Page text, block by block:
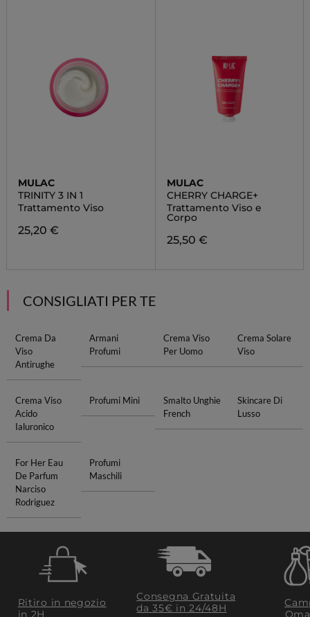
MULAC
TRINITY 3 IN 1
Trattamento Viso
25,20 €
MULAC
CHERRY CHARGE+
Trattamento Viso e
Corpo
25,50 €
CONSIGLIATI PER TE
Crema Da
Viso
Antirughe
Armani
Profumi
Crema Viso
Per Uomo
Crema Solare
Viso
Crema Viso
Acido
Ialuronico
Profumi Mini
Smalto Unghie
French
Skincare Di
Lusso
For Her Eau
De Parfum
Narciso
Rodriguez
Profumi
Maschili
Ritiro in negozio
in 2H
Consegna Gratuita
da 35€​ in 24/48H